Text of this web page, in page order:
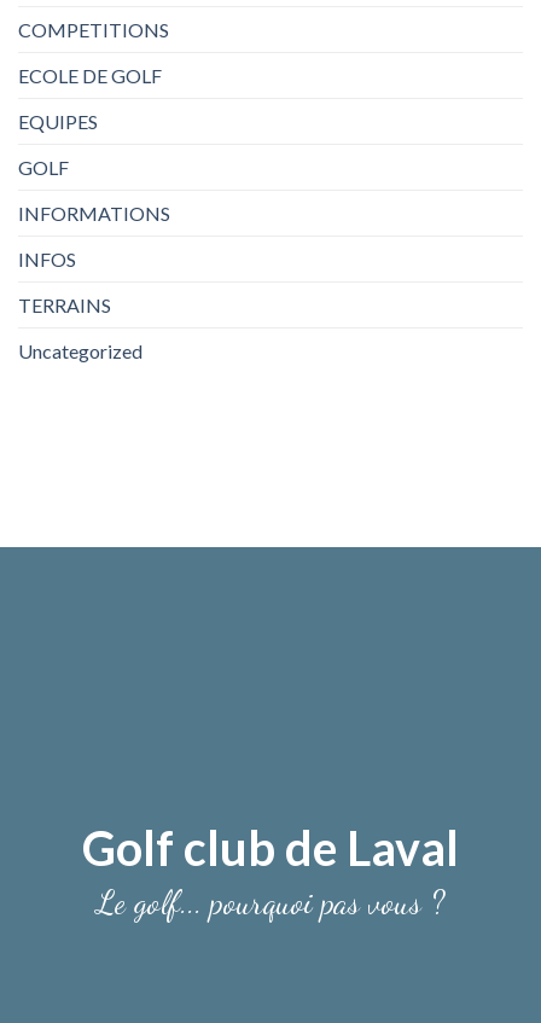
COMPETITIONS
ECOLE DE GOLF
EQUIPES
GOLF
INFORMATIONS
INFOS
TERRAINS
Uncategorized
Golf club de Laval
Le golf... pourquoi pas vous ?